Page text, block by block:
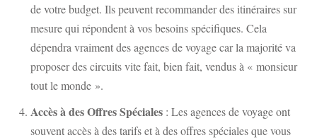
de votre budget. Ils peuvent recommander des itinéraires sur
mesure qui répondent à vos besoins spécifiques. Cela
dépendra vraiment des agences de voyage car la majorité va
proposer des circuits vite fait, bien fait, vendus à « monsieur
tout le monde ».
Accès à des Offres Spéciales : Les agences de voyage ont
souvent accès à des tarifs et à des offres spéciales que vous